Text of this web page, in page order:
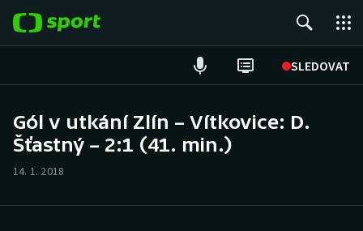
SLEDOVAT
Hokej
Gól v utkání Zlín – Vítkovice: D.
Šťastný – 2:1 (41. min.)
14. 1. 2018